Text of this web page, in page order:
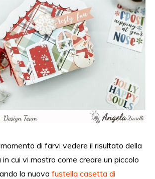
di farvi vedere il risultato della
cui vi mostro come creare un piccolo
la nuovafustella casetta di